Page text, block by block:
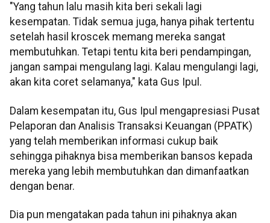
"Yang tahun lalu masih kita beri sekali lagi
kesempatan. Tidak semua juga, hanya pihak tertentu
setelah hasil kroscek memang mereka sangat
membutuhkan. Tetapi tentu kita beri pendampingan,
jangan sampai mengulang lagi. Kalau mengulangi lagi,
akan kita coret selamanya," kata Gus Ipul.
Dalam kesempatan itu, Gus Ipul mengapresiasi Pusat
Pelaporan dan Analisis Transaksi Keuangan (PPATK)
yang telah memberikan informasi cukup baik
sehingga pihaknya bisa memberikan bansos kepada
mereka yang lebih membutuhkan dan dimanfaatkan
dengan benar.
Dia pun mengatakan pada tahun ini pihaknya akan